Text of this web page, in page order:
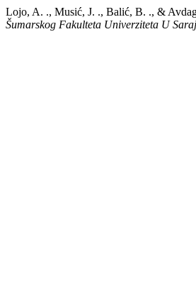
Lojo, A. ., Musić, J. ., Balić, B. ., &
Šumarskog Fakulteta Univerziteta U